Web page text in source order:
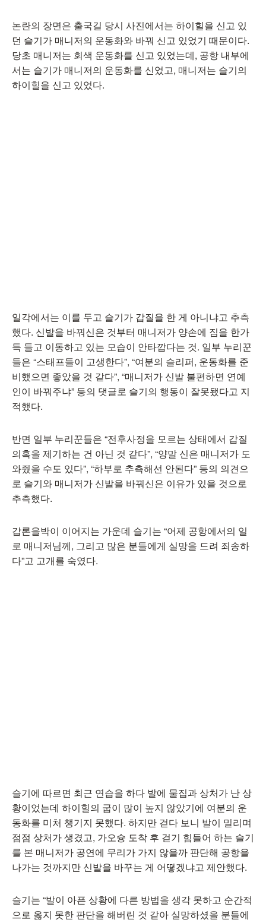
논란의 장면은 출국길 당시 사진에서는 하이힐을 신고 있
던 슬기가 매니저의 운동화와 바꿔 신고 있었기 때문이다.
당초 매니저는 회색 운동화를 신고 있었는데, 공항 내부에
서는 슬기가 매니저의 운동화를 신었고, 매니저는 슬기의
하이힐을 신고 있었다.
일각에서는 이를 두고 슬기가 갑질을 한 게 아니냐고 추측
했다. 신발을 바꿔신은 것부터 매니저가 양손에 짐을 한가
득 들고 이동하고 있는 모습이 안타깝다는 것. 일부 누리꾼
들은 “스태프들이 고생한다”, “여분의 슬리퍼, 운동화를 준
비했으면 좋았을 것 같다”, “매니저가 신발 불편하면 연예
인이 바꿔주냐” 등의 댓글로 슬기의 행동이 잘못됐다고 지
적했다.
반면 일부 누리꾼들은 “전후사정을 모르는 상태에서 갑질
의혹을 제기하는 건 아닌 것 같다”, “양말 신은 매니저가 도
와줬을 수도 있다”, “하부로 추측해선 안된다” 등의 의견으
로 슬기와 매니저가 신발을 바꿔신은 이유가 있을 것으로
추측했다.
갑론을박이 이어지는 가운데 슬기는 “어제 공항에서의 일
로 매니저님께, 그리고 많은 분들에게 실망을 드려 죄송하
다”고 고개를 숙였다.
슬기에 따르면 최근 연습을 하다 발에 물집과 상처가 난 상
황이었는데 하이힐의 굽이 많이 높지 않았기에 여분의 운
동화를 미처 챙기지 못했다. 하지만 걷다 보니 발이 밀리며
점점 상처가 생겼고, 가오슝 도착 후 걷기 힘들어 하는 슬기
를 본 매니저가 공연에 무리가 가지 않을까 판단해 공항을
나가는 것까지만 신발을 바꾸는 게 어떻겠냐고 제안했다.
슬기는 “발이 아픈 상황에 다른 방법을 생각 못하고 순간적
으로 옳지 못한 판단을 해버린 것 같아 실망하셨을 분들에